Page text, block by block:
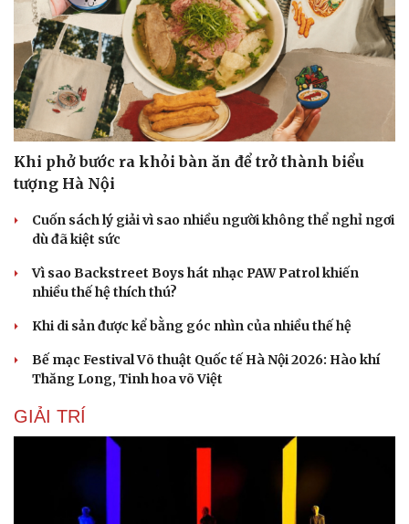
Du lịch
Podcast
Đọc truyện đêm khuya
Cửa sổ tình yêu
Kể chuyện cho bé
Khi phở bước ra khỏi bàn ăn để trở thành biểu
tượng Hà Nội
Cuốn sách lý giải vì sao nhiều người không thể nghỉ ngơi
dù đã kiệt sức
Vì sao Backstreet Boys hát nhạc PAW Patrol khiến
nhiều thế hệ thích thú?
Khi di sản được kể bằng góc nhìn của nhiều thế hệ
Bế mạc Festival Võ thuật Quốc tế Hà Nội 2026: Hào khí
Thăng Long, Tinh hoa võ Việt
GIẢI TRÍ